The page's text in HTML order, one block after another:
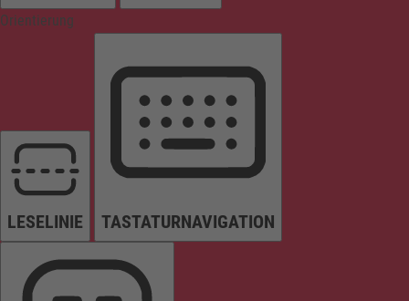
Orientierung
LESELINIE TASTATURNAVIGATION